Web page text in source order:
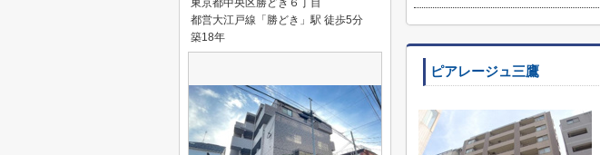
ピアレージュ三鷹
東京都中央区勝どき６丁目
都営大江戸線「勝どき」駅 徒歩5分
築18年